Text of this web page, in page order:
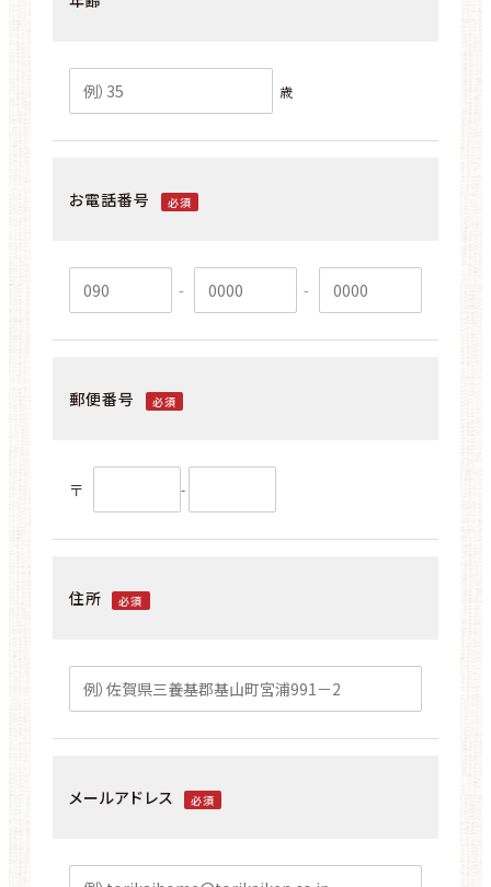
歳
お電話番号 必須
- -
郵便番号 必須
〒 -
住所 必須
メールアドレス 必須